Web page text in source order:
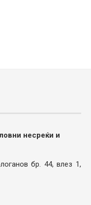
несреќи и
бр. 44, влез 1,